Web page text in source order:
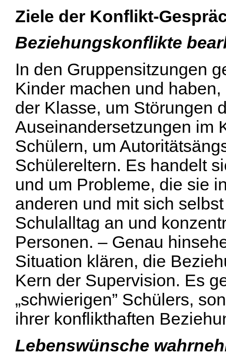
Ziele der Konflikt-
Beziehungskonflikte
In den Gruppensitzungen
Kinder machen und
der Klasse, um Störungen
Auseinandersetzungen im
Schülern, um
Schülereltern. Es handelt
und um Probleme, die sie
anderen und mit sich
Schulalltag an und
Personen. – Genau
Situation klären, die
Kern der Supervision. Es
„schwierigen” Schülers,
ihrer konflikthaften
Lebenswünsche